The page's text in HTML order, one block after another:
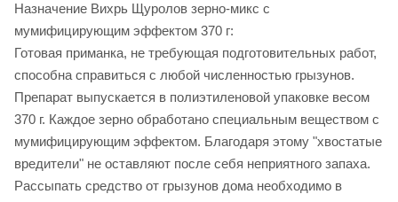
Назначение Вихрь Щуролов зерно-микс с
мумифицирующим эффектом 370 г:
Готовая приманка, не требующая подготовительных работ,
способна справиться с любой численностью грызунов.
Препарат выпускается в полиэтиленовой упаковке весом
370 г. Каждое зерно обработано специальным веществом с
мумифицирующим эффектом. Благодаря этому "хвостатые
вредители" не оставляют после себя неприятного запаха.
Рассыпать средство от грызунов дома необходимо в